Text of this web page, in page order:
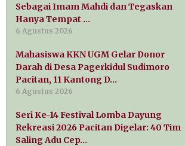
Sebagai Imam Mahdi dan Tegaskan
Hanya Tempat …
6 Agustus 2026
Mahasiswa KKN UGM Gelar Donor
Darah di Desa Pagerkidul Sudimoro
Pacitan, 11 Kantong D…
6 Agustus 2026
Seri Ke-14 Festival Lomba Dayung
Rekreasi 2026 Pacitan Digelar: 40 Tim
Saling Adu Cep…